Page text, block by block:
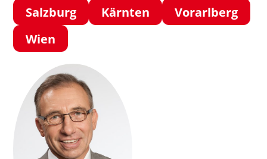
Salzburg
Kärnten
Vorarlberg
Wien